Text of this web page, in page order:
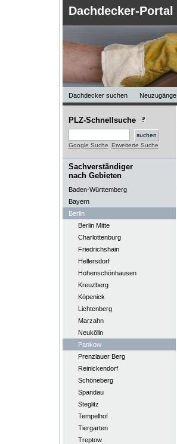
Dachdecker-Portal
Dachdecker suchen Neuzugänge
PLZ-Schnellsuche
Google Suche Erweiterte Suche
Sachverständiger
nach Gebieten
Baden-Württemberg
Bayern
Berlin
Berlin Mitte
Charlottenburg
Friedrichshain
Hellersdorf
Hohenschönhausen
Kreuzberg
Köpenick
Lichtenberg
Marzahn
Neukölln
Pankow
Prenzlauer Berg
Reinickendorf
Schöneberg
Spandau
Steglitz
Tempelhof
Tiergarten
Treptow